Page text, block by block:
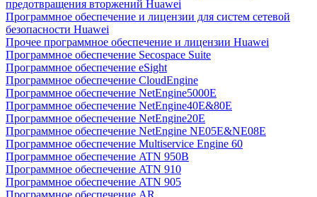
предотвращения вторжений Huawei
Программное обеспечение и лицензии для систем сетевой
безопасности Huawei
Прочее программное обеспечение и лицензии Huawei
Программное обеспечение Secospace Suite
Программное обеспечение eSight
Программное обеспечение CloudEngine
Программное обеспечение NetEngine5000E
Программное обеспечение NetEngine40E&80E
Программное обеспечение NetEngine20E
Программное обеспечение NetEngine NE05E&NE08E
Программное обеспечение Multiservice Engine 60
Программное обеспечение ATN 950B
Программное обеспечение ATN 910
Программное обеспечение ATN 905
Программное обеспечение AR